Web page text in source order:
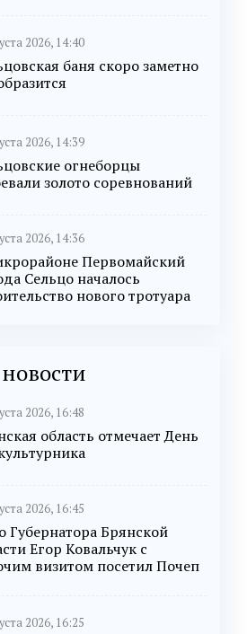
2026, 14:40
баня скоро заметно
2026, 14:39
огнеборцы
золото соревнований
2026, 14:36
Первомайский
Сельцо началось
нового тротуара
2026, 16:48
область отмечает День
2026, 16:45
Губернатора Брянской
Егор Ковальчук с
визитом посетил Почеп
2026, 16:25